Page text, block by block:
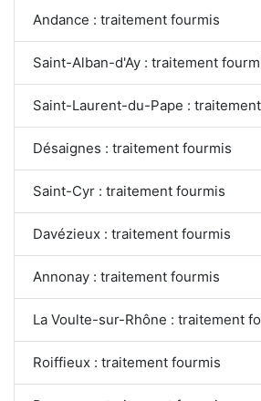
Andance : traitement fourmis
Saint-Alban-d'Ay : traitement
Saint-Laurent-du-Pape :
Désaignes : traitement fourmis
Saint-Cyr : traitement fourmis
Davézieux : traitement fourmis
Annonay : traitement fourmis
La Voulte-sur-Rhône : traitement
Roiffieux : traitement fourmis